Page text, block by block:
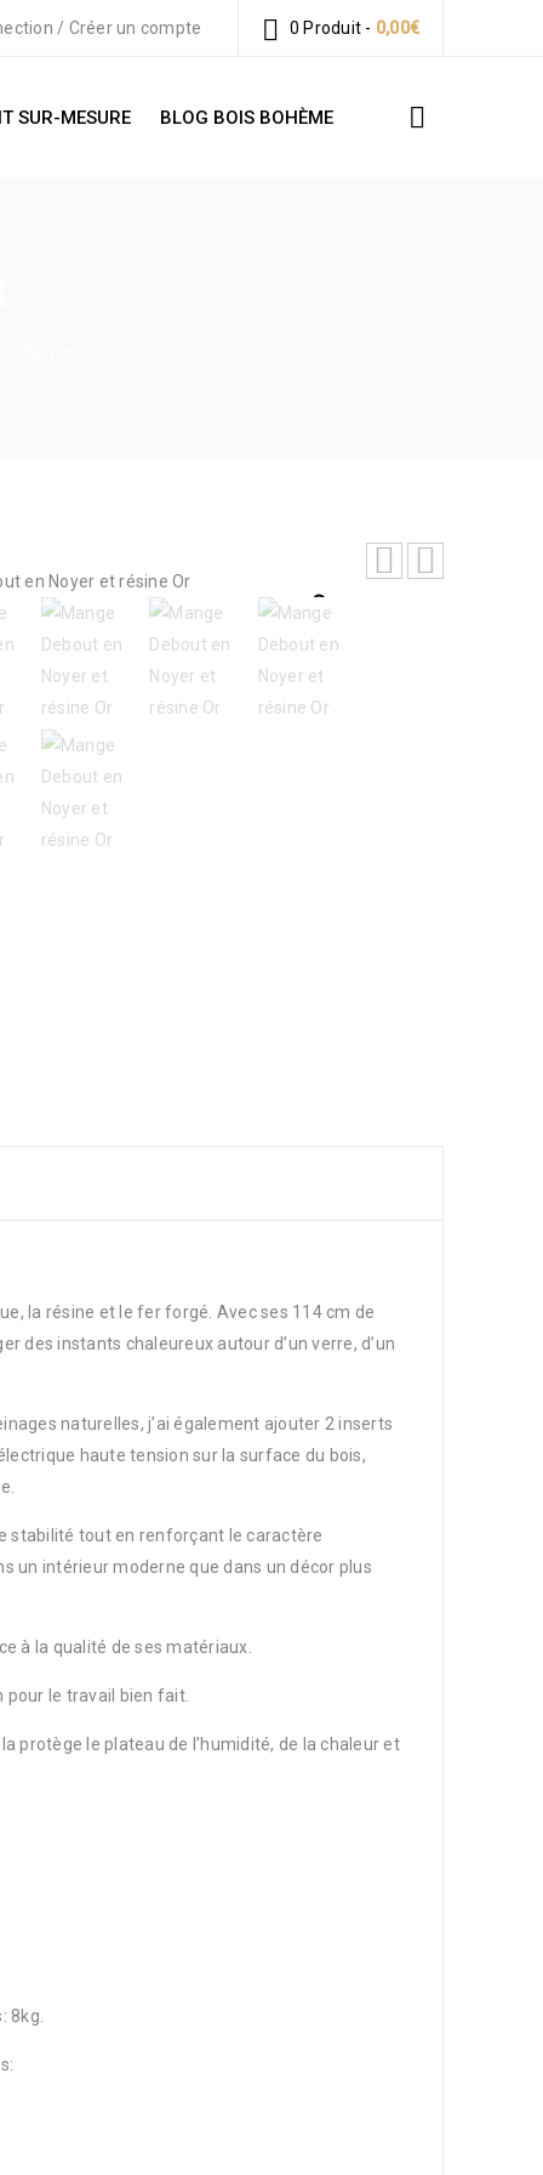
0 Produit - 0,00€
/ Créer un compte
SUR-MESURE BLOG BOIS BOHÈME
la résine et le fer forgé. Avec ses 114 cm de
des instants chaleureux autour d’un verre, d’un
naturelles, j’ai également ajouter 2 inserts
haute tension sur la surface du bois,
stabilité tout en renforçant le caractère
un intérieur moderne que dans un décor plus
à la qualité de ses matériaux.
le travail bien fait.
protège le plateau de l’humidité, de la chaleur et
8kg.